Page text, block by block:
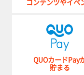
コンテンツやイベ
QUOカードPay
貯まる